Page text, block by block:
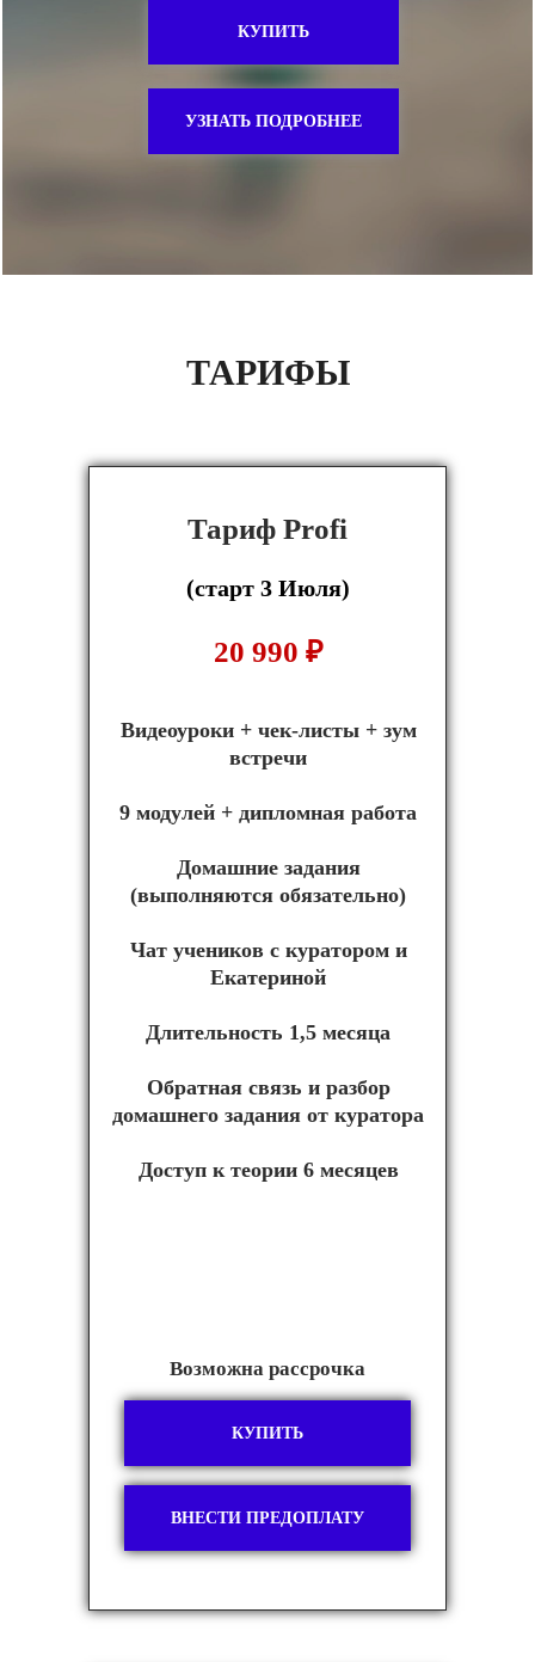
УЗНАТЬ ПОДРОБНЕЕ
КУПИТЬ
Тариф Profi
Видеоуроки + чек-листы + зум
встречи
9 модулей + дипломная работа
Домашние задания
(выполняются обязательно)
Чат учеников с куратором и
Екатериной
Длительность 1,5 месяца
Обратная связь и разбор
домашнего задания от куратора
Доступ к теории 6 месяцев
КУПИТЬ
Возможна рассрочка
(старт 3 Июля)
20 990 ₽
ТАРИФЫ
ВНЕСТИ ПРЕДОПЛАТУ